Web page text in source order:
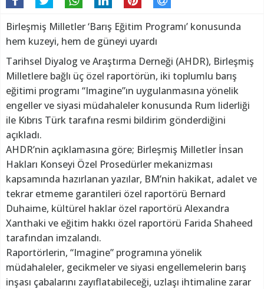
Birleşmiş Milletler ‘Barış Eğitim Programı’ konusunda
hem kuzeyi, hem de güneyi uyardı
Tarihsel Diyalog ve Araştırma Derneği (AHDR), Birleşmiş
Milletlere bağlı üç özel raportörün, iki toplumlu barış
eğitimi programı “Imagine”ın uygulanmasına yönelik
engeller ve siyasi müdahaleler konusunda Rum liderliği
ile Kıbrıs Türk tarafına resmi bildirim gönderdiğini
açıkladı.
AHDR’nin açıklamasına göre; Birleşmiş Milletler İnsan
Hakları Konseyi Özel Prosedürler mekanizması
kapsamında hazırlanan yazılar, BM’nin hakikat, adalet ve
tekrar etmeme garantileri özel raportörü Bernard
Duhaime, kültürel haklar özel raportörü Alexandra
Xanthaki ve eğitim hakkı özel raportörü Farida Shaheed
tarafından imzalandı.
Raportörlerin, “Imagine” programına yönelik
müdahaleler, gecikmeler ve siyasi engellemelerin barış
inşası çabalarını zayıflatabileceği, uzlaşı ihtimaline zarar